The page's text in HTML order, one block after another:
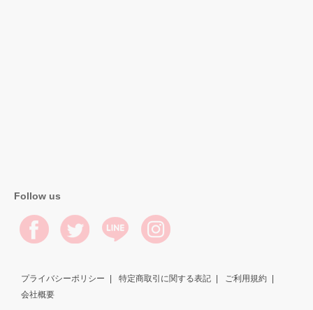
Follow us
プライバシーポリシー 特定商取引に関する表記
ご利用規約
会社概要